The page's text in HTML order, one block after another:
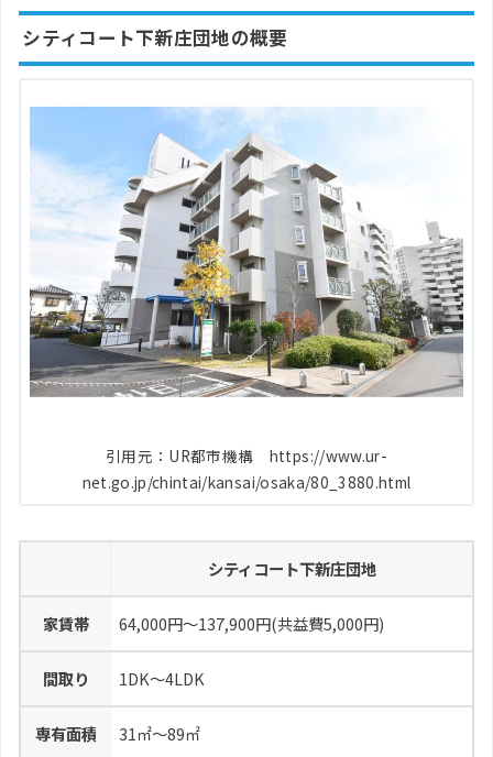
シティコート下新庄団地の概要
引用元：UR都市機構 https://www.ur-
net.go.jp/chintai/kansai/osaka/80_3880.html
シティコート下新庄団地
家賃帯 64,000円～137,900円(共益費5,000円)
間取り 1DK～4LDK
専有面積 31㎡～89㎡